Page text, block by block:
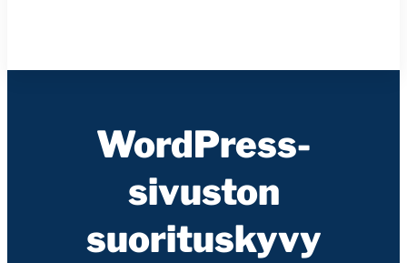
WordPress-
sivuston
suorituskyvy